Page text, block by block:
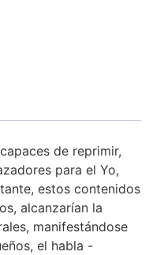
de reprimir,
para el Yo,
estos contenidos
alcanzarían la
manifestándose
el habla -